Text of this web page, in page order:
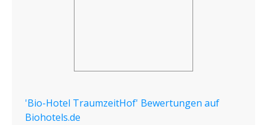
'Bio-Hotel TraumzeitHof' Bewertungen auf
Biohotels.de